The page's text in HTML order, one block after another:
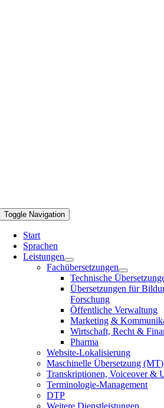
Toggle Navigation
Start
Sprachen
Leistungen
Fachübersetzungen
Technische
Übersetzungen für
Forschung
Öffentliche Verwaltung
Marketing &
Wirtschaft, Recht &
Pharma
Website-Lokalisierung
Maschinelle Übersetzung (MT)
Transkriptionen, Voiceover &
Terminologie-Management
DTP
Weitere Dienstleistungen